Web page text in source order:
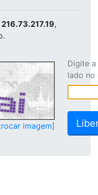
216.73.217.19,
imagem]
Digite
lado no